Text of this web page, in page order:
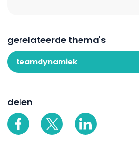
gerelateerde thema's
teamdynamiek
delen